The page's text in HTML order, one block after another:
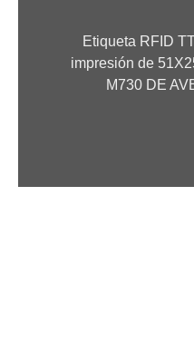
Etiqueta RFID
impresión de
M730 DE